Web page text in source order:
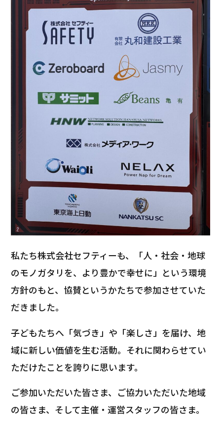
私たち株式会社セフティーも、「人・社会・地球
のモノガタリを、より豊かで幸せに」という環境
方針のもと、協賛というかたちで参加させていた
だきました。
子どもたちへ「気づき」や「楽しさ」を届け、地
域に新しい価値を生む活動。それに関わらせてい
ただけたことを誇りに思います。
ご参加いただいた皆さま、ご協力いただいた地域
の皆さま、そして主催・運営スタッフの皆さま。